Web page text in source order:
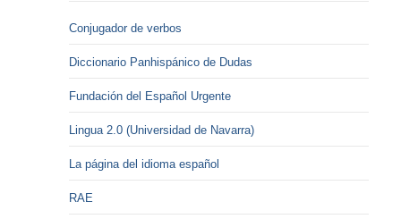
Conjugador de verbos
Diccionario Panhispánico de Dudas
Fundación del Español Urgente
Lingua 2.0 (Universidad de Navarra)
La página del idioma español
RAE